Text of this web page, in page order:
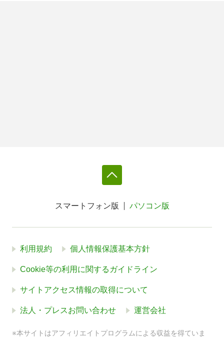
スマートフォン版 パソコン版
利用規約 個人情報保護基本方針
Cookie等の利用に関するガイドライン
サイトアクセス情報の取得について
法人・プレスお問い合わせ 運営会社
※本サイトはアフィリエイトプログラムによる収益を得ていま